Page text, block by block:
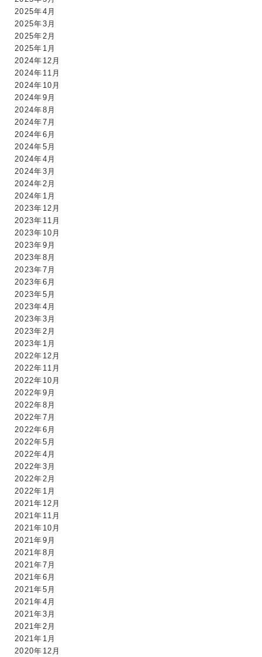
2025年4月
2025年3月
2025年2月
2025年1月
2024年12月
2024年11月
2024年10月
2024年9月
2024年8月
2024年7月
2024年6月
2024年5月
2024年4月
2024年3月
2024年2月
2024年1月
2023年12月
2023年11月
2023年10月
2023年9月
2023年8月
2023年7月
2023年6月
2023年5月
2023年4月
2023年3月
2023年2月
2023年1月
2022年12月
2022年11月
2022年10月
2022年9月
2022年8月
2022年7月
2022年6月
2022年5月
2022年4月
2022年3月
2022年2月
2022年1月
2021年12月
2021年11月
2021年10月
2021年9月
2021年8月
2021年7月
2021年6月
2021年5月
2021年4月
2021年3月
2021年2月
2021年1月
2020年12月